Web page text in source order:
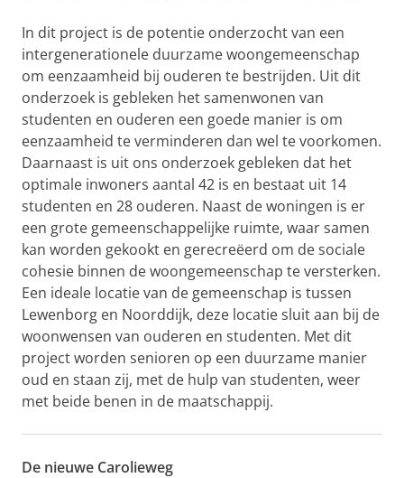
In dit project is de potentie onderzocht van een
intergenerationele duurzame woongemeenschap
om eenzaamheid bij ouderen te bestrijden. Uit dit
onderzoek is gebleken het samenwonen van
studenten en ouderen een goede manier is om
eenzaamheid te verminderen dan wel te voorkomen.
Daarnaast is uit ons onderzoek gebleken dat het
optimale inwoners aantal 42 is en bestaat uit 14
studenten en 28 ouderen. Naast de woningen is er
een grote gemeenschappelijke ruimte, waar samen
kan worden gekookt en gerecreëerd om de sociale
cohesie binnen de woongemeenschap te versterken.
Een ideale locatie van de gemeenschap is tussen
Lewenborg en Noorddijk, deze locatie sluit aan bij de
woonwensen van ouderen en studenten. Met dit
project worden senioren op een duurzame manier
oud en staan zij, met de hulp van studenten, weer
met beide benen in de maatschappij.
De nieuwe Carolieweg